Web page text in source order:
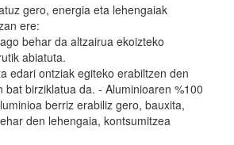
gero, energia eta lehengaiak
ere:
behar da altzairua ekoizteko
abiatuta.
edari ontziak egiteko erabiltzen den
bat birziklatua da. - Aluminioaren %100
berriz erabiliz gero, bauxita,
den lehengaia, kontsumitzea